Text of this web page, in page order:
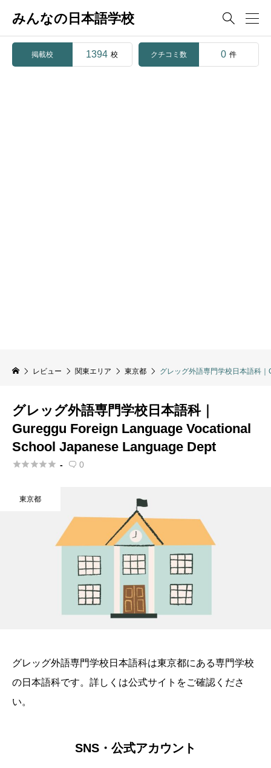
みんなの日本語学校 
掲載校 1394 校 クチコミ数 0 件
レビュー 関東エリア 東京都 グレッグ外語専門学校日本語科
グレッグ外語専門学校日本語科｜
Gureggu Foreign Language Vocational
School Japanese Language Dept
 -  0
東京都
グレッグ外語専門学校日本語科は東京都にある専門学校
の日本語科です。詳しくは公式サイトをご確認くださ
い。
SNS・公式アカウント